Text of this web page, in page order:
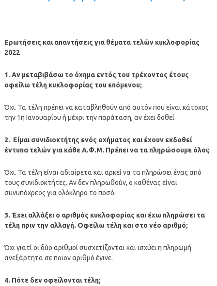
Ερωτήσεις και απαντήσεις για θέματα τελών κυκλοφορίας
2022
1. Αν μεταβιβάσω το όχημα εντός του τρέχοντος έτους
οφείλω τέλη κυκλοφορίας του επόμενου;
Όχι. Τα τέλη πρέπει να καταβληθούν από αυτόν που είναι κάτοχος
την 1η Ιανουαρίου ή μέχρι την παράταση, αν έχει δοθεί.
2. Είμαι συνιδιοκτήτης ενός οχήματος και έχουν εκδοθεί
έντυπα τελών για κάθε Α.Φ.Μ. Πρέπει να τα πληρώσουμε όλοι;
Όχι. Τα τέλη είναι αδιαίρετα και αρκεί να τα πληρώσει ένας από
τους συνιδιοκτήτες. Αν δεν πληρωθούν, ο καθένας είναι
συνυπόχρεος για ολόκληρο το ποσό.
3. Έχει αλλάξει ο αριθμός κυκλοφορίας και έχω πληρώσει τα
τέλη πριν την αλλαγή. Οφείλω τέλη και στο νέο αριθμό;
Όχι γιατί οι δύο αριθμοί συσχετίζονται και ισχύει η πληρωμή
ανεξάρτητα σε ποιον αριθμό έγινε.
4. Πότε δεν οφείλονται τέλη;